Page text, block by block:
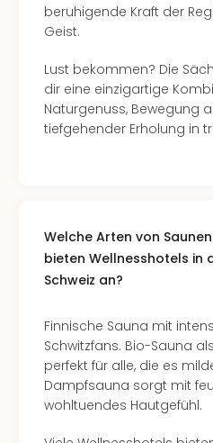
beruhigende Kraft der
Geist.
Lust bekommen? Die
dir eine einzigartige
Naturgenuss, Bewegung
tiefgehender Erholung in
Welche Arten von
bieten Wellnesshotels in
Schweiz an?
Finnische Sauna mit
Schwitzfans. Bio-Sauna
perfekt für alle, die es
Dampfsauna sorgt mit
wohltuendes Hautgefühl.